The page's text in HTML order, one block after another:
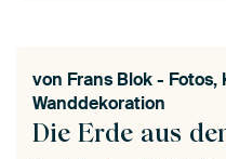
Die Erde aus
von Frans Blok -
Wanddekoration